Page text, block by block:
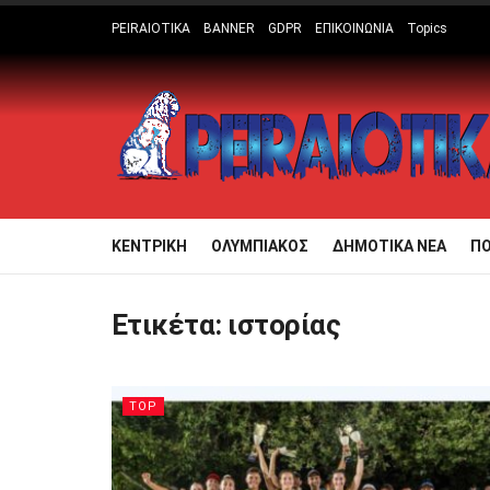
PEIRAIOTIKA BANNER GDPR ΕΠΙΚΟΙΝΩΝΙΑ Topics
ΚΕΝΤΡΙΚΗ ΟΛΥΜΠΙΑΚΟΣ ΔΗΜΟΤΙΚΑ ΝΕΑ
Ετικέτα: ιστορίας
TOP